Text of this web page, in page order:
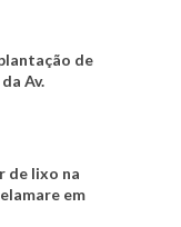
de
Av.
de lixo na
em